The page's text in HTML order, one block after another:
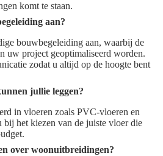
komt te staan.
aan?
bouwbegeleiding aan, waarbij de
uw project geoptimaliseerd worden.
zodat u altijd op de hoogte bent
jullie leggen?
in vloeren zoals PVC-vloeren en
bij het kiezen van de juiste vloer die
over woonuitbreidingen?